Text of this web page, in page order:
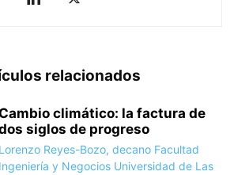
relacionados
climático: la factura de
siglos de progreso
Lorenzo Reyes-Bozo, decano Facultad
Ingeniería y Negocios Universidad de Las